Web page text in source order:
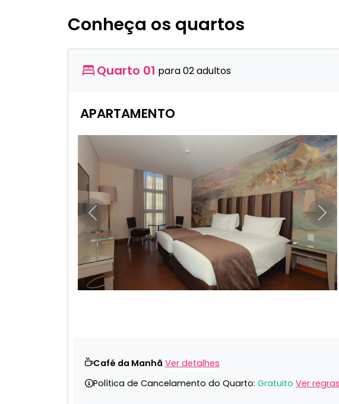
Conheça os quartos
Quarto 01 para 02 adultos
APARTAMENTO
Anterior
Café da Manhã Ver detalhes
Política de Cancelamento do Quarto: Gratuito Ver regras